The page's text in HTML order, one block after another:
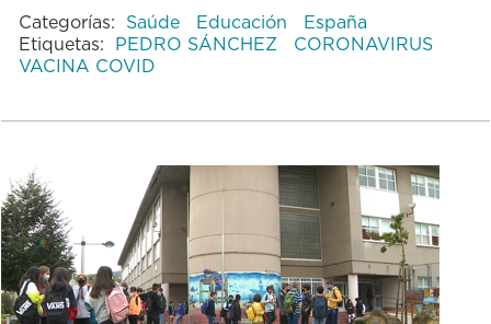
Categorías: Saúde Educación
España
Etiquetas: PEDRO SÁNCHEZ
CORONAVIRUS
VACINA COVID